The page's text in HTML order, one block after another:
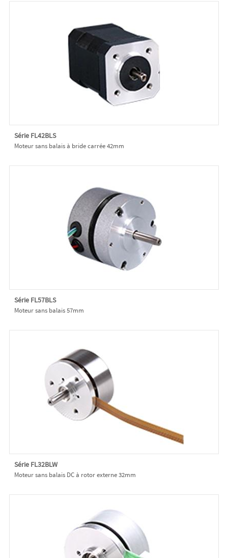
Série FL42BLS
Moteur sans balais à bride carrée 42mm
Série FL57BLS
Moteur sans balais 57mm
Série FL32BLW
Moteur sans balais DC à rotor externe 32mm